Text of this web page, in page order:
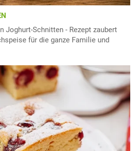
Joghurt-Schnitten - Rezept zaubert
für die ganze Familie und